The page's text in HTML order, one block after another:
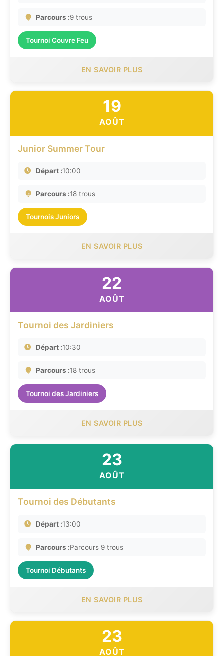
Parcours :9 trous
Tournoi Couvre Feu
EN SAVOIR PLUS
19
AOÛT
Junior Summer Tour
Départ :10:00
Parcours :18 trous
Tournois Juniors
EN SAVOIR PLUS
22
AOÛT
Tournoi des Jardiniers
Départ :10:30
Parcours :18 trous
Tournoi des Jardiniers
EN SAVOIR PLUS
23
AOÛT
Tournoi des Débutants
Départ :13:00
Parcours :Parcours 9 trous
Tournoi Débutants
EN SAVOIR PLUS
23
AOÛT